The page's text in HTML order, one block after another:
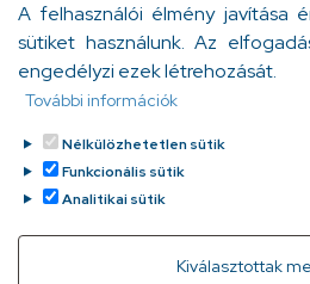
A felhasználói élmény javítása
sütiket használunk. Az
engedélyzi ezek létrehozását.
További információk
Nélkülözhetetlen sütik
Funkcionális sütik
Analitikai sütik
Kiválasztottak
Withdraw consent
Szeretnénk olyan
szervezni (előadások,
bemutatók, vetélkedők
során megtanítjuk az
valamint a
kapcsolatos
és felhívjuk a figyelmet
nem tudunk az
szempontjából minőségi